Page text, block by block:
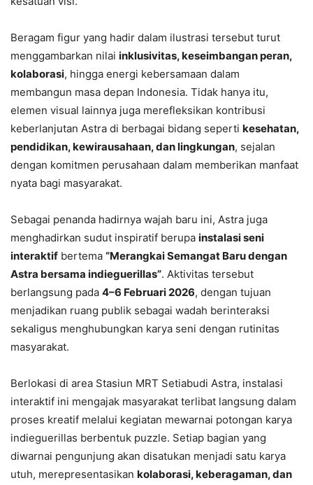
Beragam figur yang hadir dalam ilustrasi tersebut turut
menggambarkan nilai inklusivitas, keseimbangan peran,
kolaborasi, hingga energi kebersamaan dalam
membangun masa depan Indonesia. Tidak hanya itu,
elemen visual lainnya juga merefleksikan kontribusi
keberlanjutan Astra di berbagai bidang seperti kesehatan,
pendidikan, kewirausahaan, dan lingkungan, sejalan
dengan komitmen perusahaan dalam memberikan manfaat
nyata bagi masyarakat.
Sebagai penanda hadirnya wajah baru ini, Astra juga
menghadirkan sudut inspiratif berupa instalasi seni
interaktif bertema “Merangkai Semangat Baru dengan
Astra bersama indieguerillas”. Aktivitas tersebut
berlangsung pada 4–6 Februari 2026, dengan tujuan
menjadikan ruang publik sebagai wadah berinteraksi
sekaligus menghubungkan karya seni dengan rutinitas
masyarakat.
Berlokasi di area Stasiun MRT Setiabudi Astra, instalasi
interaktif ini mengajak masyarakat terlibat langsung dalam
proses kreatif melalui kegiatan mewarnai potongan karya
indieguerillas berbentuk puzzle. Setiap bagian yang
diwarnai pengunjung akan disatukan menjadi satu karya
utuh, merepresentasikan kolaborasi, keberagaman, dan